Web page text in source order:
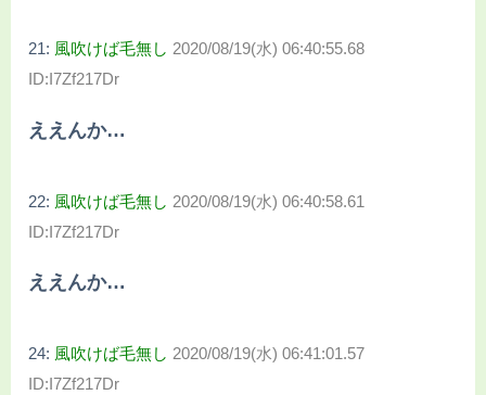
21: 風吹けば毛無し 2020/08/19(水) 06:40:55.68
ID:I7Zf217Dr
ええんか…
22: 風吹けば毛無し 2020/08/19(水) 06:40:58.61
ID:I7Zf217Dr
ええんか…
24: 風吹けば毛無し 2020/08/19(水) 06:41:01.57
ID:I7Zf217Dr